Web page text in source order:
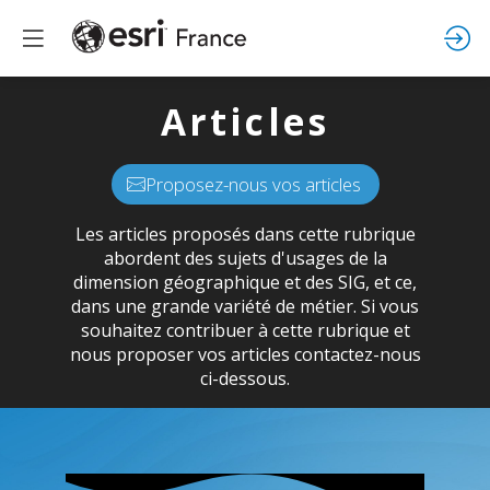
Articles
Proposez-nous vos articles
Les articles proposés dans cette rubrique
abordent des sujets d'usages de la
dimension géographique et des SIG, et ce,
dans une grande variété de métier. Si vous
souhaitez contribuer à cette rubrique et
nous proposer vos articles contactez-nous
ci-dessous.